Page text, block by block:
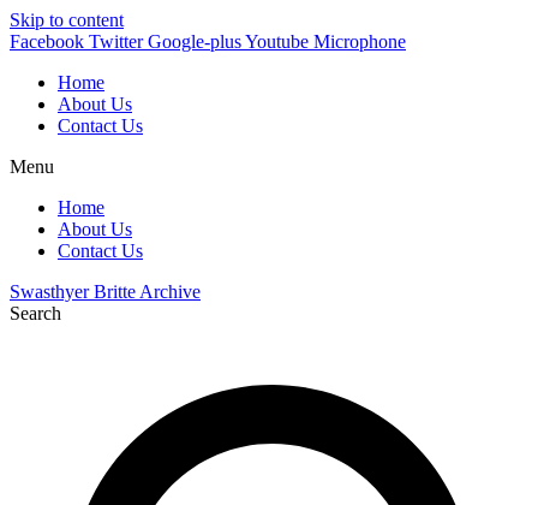
Skip to content
Facebook Twitter Google-plusYoutube Microphone
Home
About Us
Contact Us
Menu
Home
About Us
Contact Us
Swasthyer Britte Archive
Search